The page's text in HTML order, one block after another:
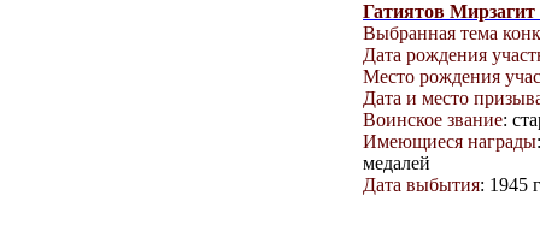
Гатиятов
Выбранная тема
Дата рождения
Место рождения
Дата и место
Воинское звание:
Имеющиеся награды
медалей
Дата выбытия: 1945